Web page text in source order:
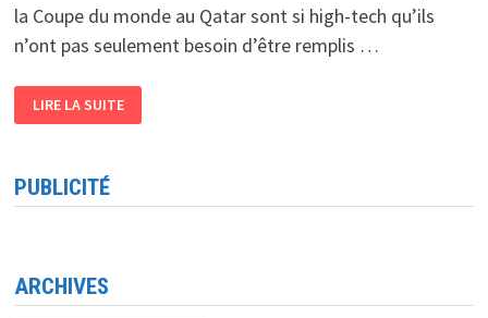
la Coupe du monde au Qatar sont si high-tech qu’ils
n’ont pas seulement besoin d’être remplis …
FOOTBALL :
L’ANALYSE
DE
RÉEL,
QUAND
‘PARLER’
LIRE LA SUITE
PUBLICITÉ
ARCHIVES